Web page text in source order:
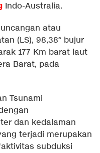
Indo-Australia.
atau
(LS), 98,38° bujur
177 Km barat laut
Barat, pada
Tsunami
dan kedalaman
terjadi merupakan
subduksi